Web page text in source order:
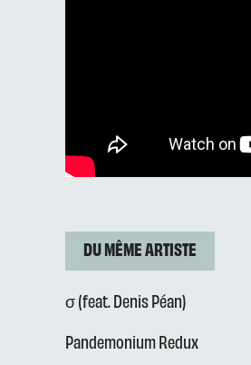
DU MÊME ARTISTE
σ (feat. Denis Péan)
Pandemonium Redux